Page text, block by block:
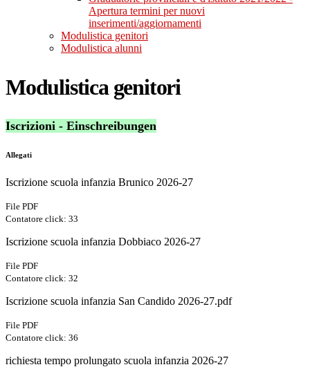
Apertura termini per nuovi
inserimenti/aggiornamenti
Modulistica genitori
Modulistica alunni
Modulistica genitori
Iscrizioni - Einschreibungen
Allegati
Iscrizione scuola infanzia Brunico 2026-27
File PDF
Contatore click: 33
Iscrizione scuola infanzia Dobbiaco 2026-27
File PDF
Contatore click: 32
Iscrizione scuola infanzia San Candido 2026-27.pdf
File PDF
Contatore click: 36
richiesta tempo prolungato scuola infanzia 2026-27